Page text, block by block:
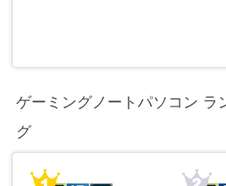
ゲーミングノートパソコン ラ
グ